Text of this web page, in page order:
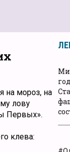
на мороз, на
лову
Первых».
клева: